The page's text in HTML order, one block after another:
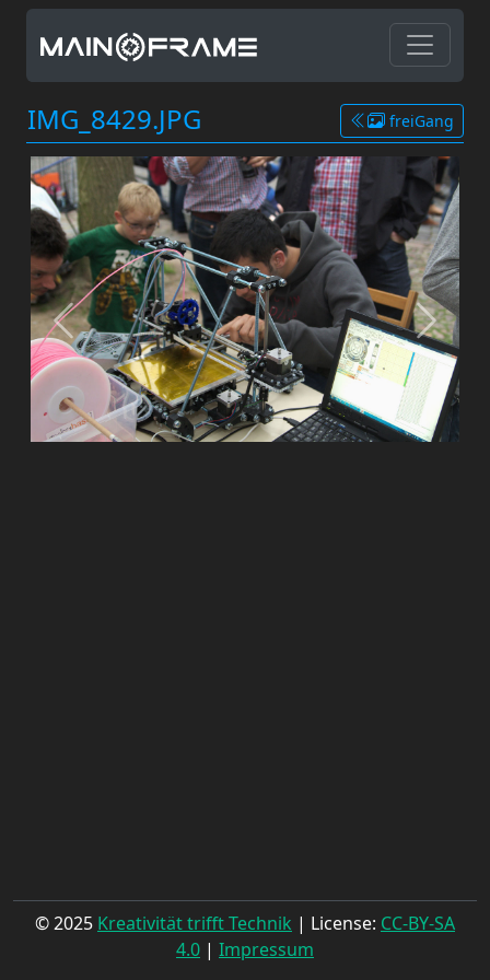
IMG_8429.JPG freiGang
© 2025 Kreativität trifft Technik | License: CC-BY-SA
4.0 | Impressum